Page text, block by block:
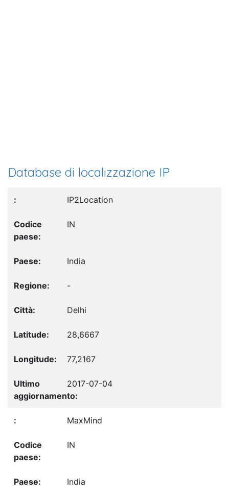
Database di localizzazione IP
IP2Location
IN
India
-
Delhi
28,6667
77,2167
2017-07-04
MaxMind
IN
India